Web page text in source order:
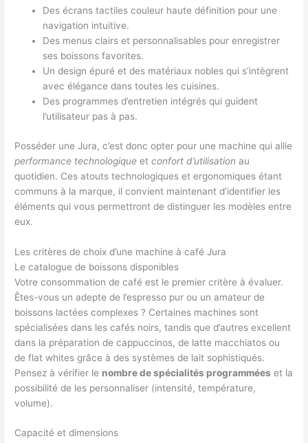
Des écrans tactiles couleur haute définition pour une
navigation intuitive.
Des menus clairs et personnalisables pour enregistrer
ses boissons favorites.
Un design épuré et des matériaux nobles qui s’intègrent
avec élégance dans toutes les cuisines.
Des programmes d’entretien intégrés qui guident
l’utilisateur pas à pas.
Posséder une Jura, c’est donc opter pour une machine qui allie
performance technologique etconfort d’utilisation au
quotidien. Ces atouts technologiques et ergonomiques étant
communs à la marque, il convient maintenant d’identifier les
éléments qui vous permettront de distinguer les modèles entre
eux.
Les critères de choix d’une machine à café Jura
Le catalogue de boissons disponibles
Votre consommation de café est le premier critère à évaluer.
Êtes-vous un adepte de l’espresso pur ou un amateur de
boissons lactées complexes ? Certaines machines sont
spécialisées dans les cafés noirs, tandis que d’autres excellent
dans la préparation de cappuccinos, de latte macchiatos ou
de flat whites grâce à des systèmes de lait sophistiqués.
Pensez à vérifier le nombre de spécialités programmées et la
possibilité de les personnaliser (intensité, température,
volume).
Capacité et dimensions